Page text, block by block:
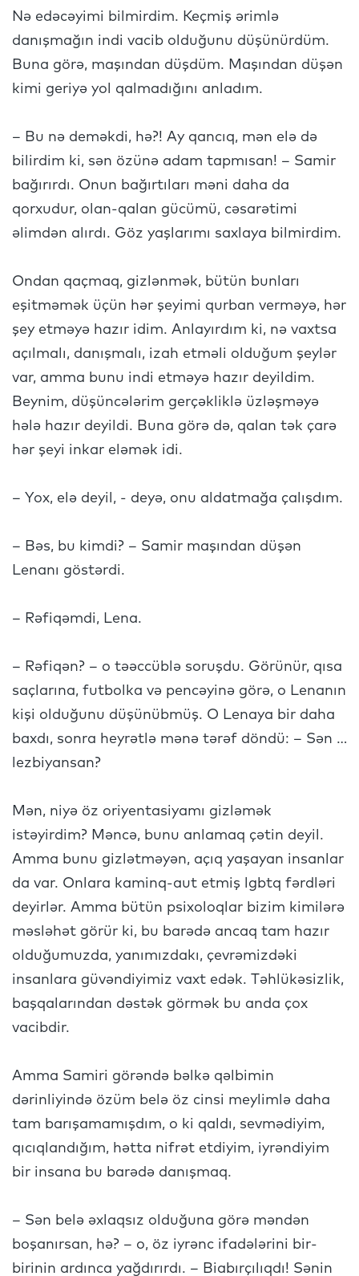
Nə edəcəyimi bilmirdim. Keçmiş ərimlə
danışmağın indi vacib olduğunu düşünürdüm.
Buna görə, maşından düşdüm. Maşından düşən
kimi geriyə yol qalmadığını anladım.
– Bu nə deməkdi, hə?! Ay qancıq, mən elə də
bilirdim ki, sən özünə adam tapmısan! – Samir
bağırırdı. Onun bağırtıları məni daha da
qorxudur, olan-qalan gücümü, cəsarətimi
əlimdən alırdı. Göz yaşlarımı saxlaya bilmirdim.
Ondan qaçmaq, gizlənmək, bütün bunları
eşitməmək üçün hər şeyimi qurban verməyə, hər
şey etməyə hazır idim. Anlayırdım ki, nə vaxtsa
açılmalı, danışmalı, izah etməli olduğum şeylər
var, amma bunu indi etməyə hazır deyildim.
Beynim, düşüncələrim gerçəkliklə üzləşməyə
hələ hazır deyildi. Buna görə də, qalan tək çarə
hər şeyi inkar eləmək idi.
– Yox, elə deyil, - deyə, onu aldatmağa çalışdım.
– Bəs, bu kimdi? – Samir maşından düşən
Lenanı göstərdi.
– Rəfiqəmdi, Lena.
– Rəfiqən? – o təəccüblə soruşdu. Görünür, qısa
saçlarına, futbolka və pencəyinə görə, o Lenanın
kişi olduğunu düşünübmüş. O Lenaya bir daha
baxdı, sonra heyrətlə mənə tərəf döndü: – Sən …
lezbiyansan?
Mən, niyə öz oriyentasiyamı gizləmək
istəyirdim? Məncə, bunu anlamaq çətin deyil.
Amma bunu gizlətməyən, açıq yaşayan insanlar
da var. Onlara kaminq-aut etmiş lgbtq fərdləri
deyirlər. Amma bütün psixoloqlar bizim kimilərə
məsləhət görür ki, bu barədə ancaq tam hazır
olduğumuzda, yanımızdakı, çevrəmizdəki
insanlara güvəndiyimiz vaxt edək. Təhlükəsizlik,
başqalarından dəstək görmək bu anda çox
vacibdir.
Amma Samiri görəndə bəlkə qəlbimin
dərinliyində özüm belə öz cinsi meylimlə daha
tam barışamamışdım, o ki qaldı, sevmədiyim,
qıcıqlandığım, hətta nifrət etdiyim, iyrəndiyim
bir insana bu barədə danışmaq.
– Sən belə əxlaqsız olduğuna görə məndən
boşanırsan, hə? – o, öz iyrənc ifadələrini bir-
birinin ardınca yağdırırdı. – Biabırçılıqdı! Sənin